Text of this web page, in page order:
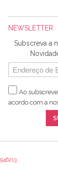
adquiridos.
artigos
NEWSLETTER
Subscreva a
Ao
acordo com a